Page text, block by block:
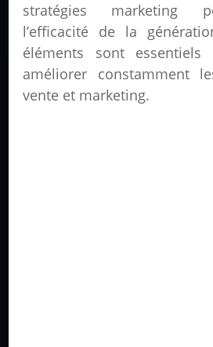
stratégies marketing
l’efficacité de la
éléments sont
améliorer constamment
vente et marketing.